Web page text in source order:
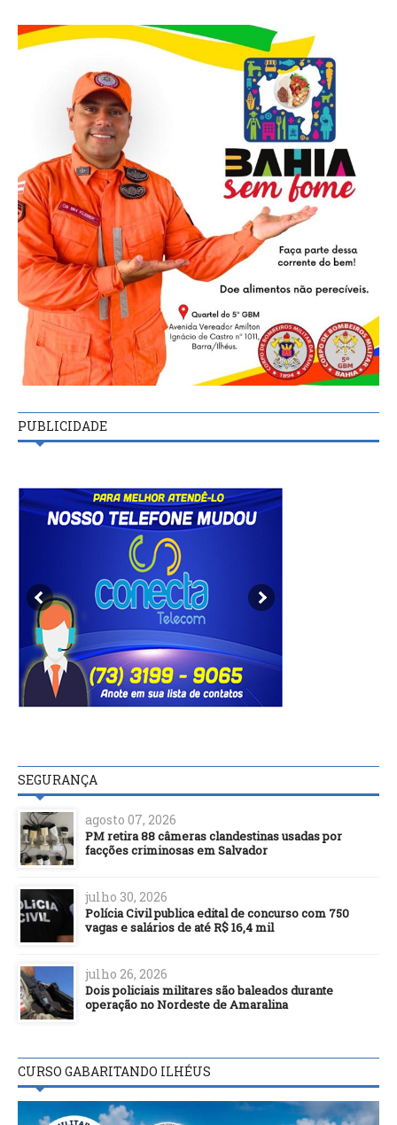
PUBLICIDADE
SEGURANÇA
agosto 07, 2026
PM retira 88 câmeras clandestinas usadas por
facções criminosas em Salvador
julho 30, 2026
Polícia Civil publica edital de concurso com 750
vagas e salários de até R$ 16,4 mil
julho 26, 2026
Dois policiais militares são baleados durante
operação no Nordeste de Amaralina
CURSO GABARITANDO ILHÉUS